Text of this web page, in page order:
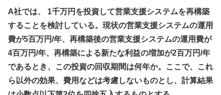
A社では、 1千万円を投資して営業支援システムを再構築
することを検討している。現状の営業支援システムの運用
費が5百万円/年、再構築後の営業支援システムの運用費が
4百万円/年、再構築による新たな利益の増加が2百万円/年
であるとき、この投資の回収期間は何年か。ここで、これ
ら以外の効果、費用などは考慮しないものとし、計算結果